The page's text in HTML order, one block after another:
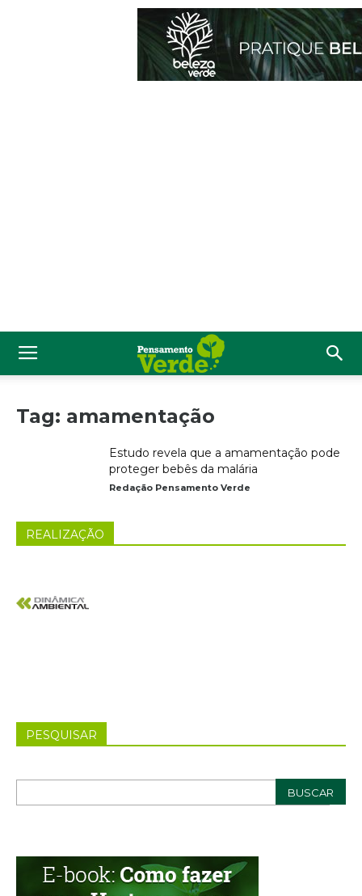
Tag: amamentação
Estudo revela que a amamentação pode
proteger bebês da malária
Redação Pensamento Verde
REALIZAÇÃO
PESQUISAR